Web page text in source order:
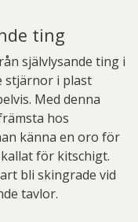
ting
självlysande ting i
stjärnor i plast
Med denna
hos
känna en oro för
för kitschigt.
bli skingrade vid
tavlor.